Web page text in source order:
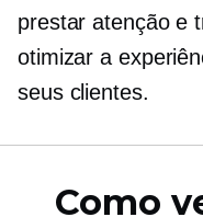
prestar atenção e
otimizar a
seus clientes.
Como